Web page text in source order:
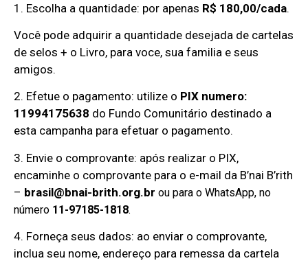
1. Escolha a quantidade: por apenas R$ 180,00/cada.
Você pode adquirir a quantidade desejada de cartelas
de selos + o Livro, para voce, sua familia e seus
amigos.
2. Efetue o pagamento: utilize o PIX numero:
11994175638 do Fundo Comunitário destinado a
esta campanha para efetuar o pagamento.
3. Envie o comprovante: após realizar o PIX,
encaminhe o comprovante para o e-mail da B’nai B’rith
– brasil@bnai-brith.org.br ou para o WhatsApp, no
número 11-97185-1818.
4. Forneça seus dados: ao enviar o comprovante,
inclua seu nome, endereço para remessa da cartela